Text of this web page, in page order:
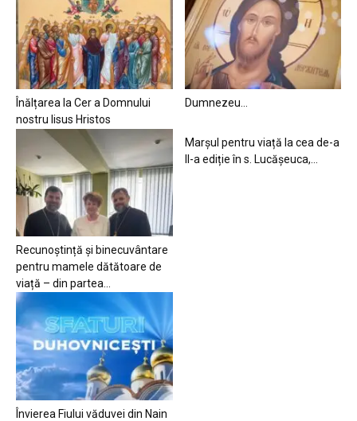
Înălțarea la Cer a Domnului
nostru Iisus Hristos
Dumnezeu…
Recunoștință și binecuvântare
pentru mamele dătătoare de
viață – din partea...
Marșul pentru viață la cea de-a
II-a ediție în s. Lucășeuca,...
Învierea Fiului văduvei din Nain